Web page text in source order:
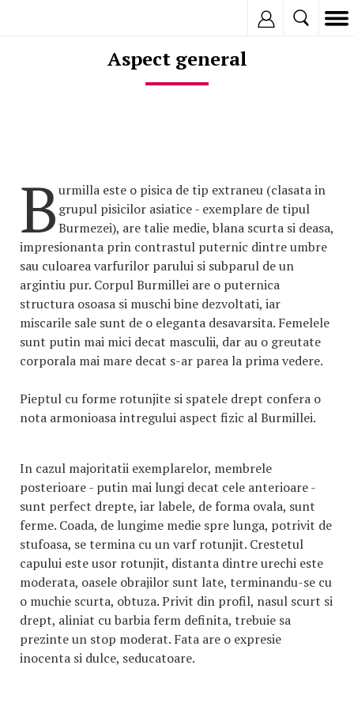
Aspect general
Burmilla este o pisica de tip extraneu (clasata in
grupul pisicilor asiatice - exemplare de tipul
Burmezei), are talie medie, blana scurta si deasa,
impresionanta prin contrastul puternic dintre umbre
sau culoarea varfurilor parului si subparul de un
argintiu pur. Corpul Burmillei are o puternica
structura osoasa si muschi bine dezvoltati, iar
miscarile sale sunt de o eleganta desavarsita. Femelele
sunt putin mai mici decat masculii, dar au o greutate
corporala mai mare decat s-ar parea la prima vedere.
Pieptul cu forme rotunjite si spatele drept confera o
nota armonioasa intregului aspect fizic al Burmillei.
In cazul majoritatii exemplarelor, membrele
posterioare - putin mai lungi decat cele anterioare -
sunt perfect drepte, iar labele, de forma ovala, sunt
ferme. Coada, de lungime medie spre lunga, potrivit de
stufoasa, se termina cu un varf rotunjit. Crestetul
capului este usor rotunjit, distanta dintre urechi este
moderata, oasele obrajilor sunt late, terminandu-se cu
o muchie scurta, obtuza. Privit din profil, nasul scurt si
drept, aliniat cu barbia ferm definita, trebuie sa
prezinte un stop moderat. Fata are o expresie
inocenta si dulce, seducatoare.